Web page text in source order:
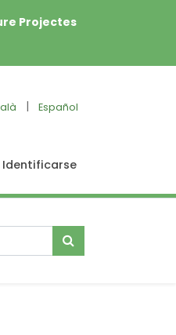
Projectes
| Español
Identificarse